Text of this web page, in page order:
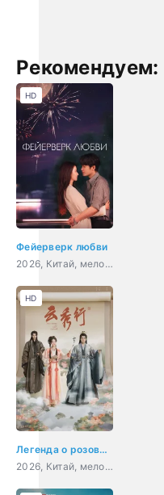
Рекомендуем:
Фейерверк любви
2026, Китай, мелодрама, комедия
HD
Легенда о розовых облаках
2026, Китай, мелодрама, фэнтези
HD